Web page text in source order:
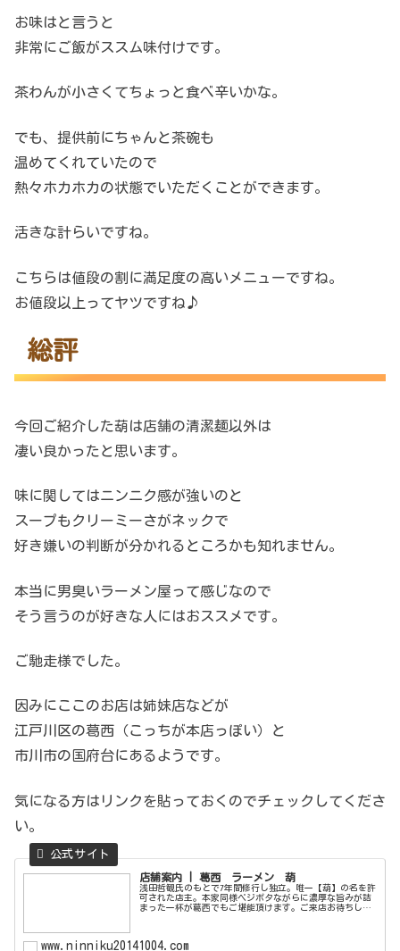
お味はと言うと
非常にご飯がススム味付けです。
茶わんが小さくてちょっと食べ辛いかな。
でも、提供前にちゃんと茶碗も
温めてくれていたので
熱々ホカホカの状態でいただくことができます。
活きな計らいですね。
こちらは値段の割に満足度の高いメニューですね。
お値段以上ってヤツですね♪
総評
今回ご紹介した葫は店舗の清潔麺以外は
凄い良かったと思います。
味に関してはニンニク感が強いのと
スープもクリーミーさがネックで
好き嫌いの判断が分かれるところかも知れません。
本当に男臭いラーメン屋って感じなので
そう言うのが好きな人にはおススメです。
ご馳走様でした。
因みにここのお店は姉妹店などが
江戸川区の葛西（こっちが本店っぽい）と
市川市の国府台にあるようです。
気になる方はリンクを貼っておくのでチェックしてくださ
い。
店舗案内 | 葛西 ラーメン 葫
浅田哲観氏のもとで7年間修行し独立。唯一【葫】の名を許
可された店主。本家同様ベジポタながらに濃厚な旨みが詰
まった一杯が葛西でもご堪能頂けます。ご来店お待ちして
www.ninniku20141004.com